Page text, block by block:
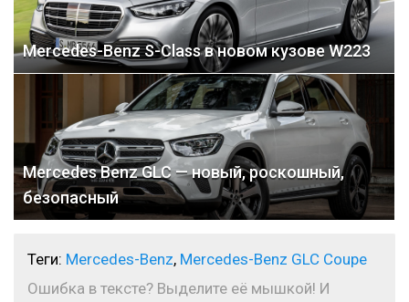
Mercedes-Benz S-Class в новом кузове W223
Mercedes Benz GLC — новый, роскошный,
безопасный
Теги: Mercedes-Benz, Mercedes-Benz GLC Coupe
Ошибка в тексте? Выделите её мышкой! И